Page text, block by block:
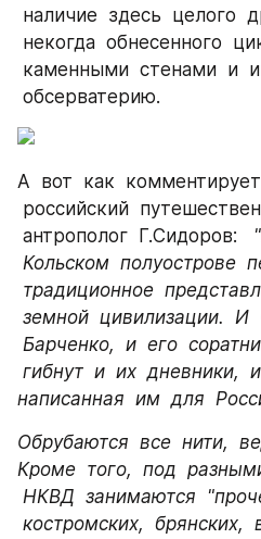
наличие  здесь  целого
некогда  обнесенного
каменными  стенами  и
обсерватерию.
А  вот  как
российский
антрополог  Г.Сидоров:
Кольском  полуострове
традиционное
земной  цивилизации.  И
Барченко,  и  его
гибнут  и  их  дневники,
написанная  им  для
Обрубаются  все  нити,
Кроме  того,  под
НКВД  занимаются
костромских,  брянских,